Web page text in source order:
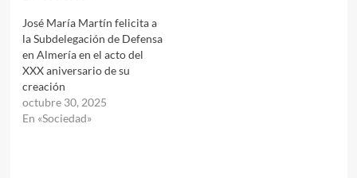
José María Martín felicita a
la Subdelegación de Defensa
en Almería en el acto del
XXX aniversario de su
creación
octubre 30, 2025
En «Sociedad»